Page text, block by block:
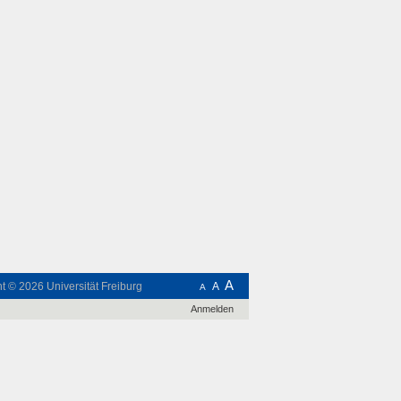
A A A
© 2026 Universität Freiburg
Anmelden